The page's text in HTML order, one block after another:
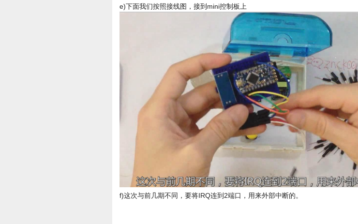
e)下面我们按照接线图，接到mini控制板上
f)这次与前几期不同，要将IRQ连到2端口，用来外部中断的。